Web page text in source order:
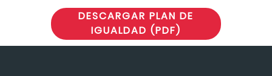
DESCARGAR PLAN DE
IGUALDAD (PDF)